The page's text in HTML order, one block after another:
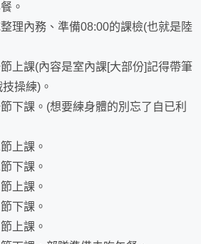
。
理內務、準備08:00的課檢(也就是陸
上課(內容是室內課[大部份]記得帶筆
操練)。
下課。(想要練身體的別忘了自已利
上課。
下課。
上課。
下課。
上課。